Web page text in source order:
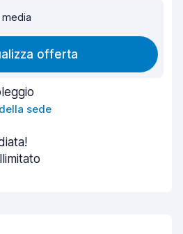
media
offerta
sede